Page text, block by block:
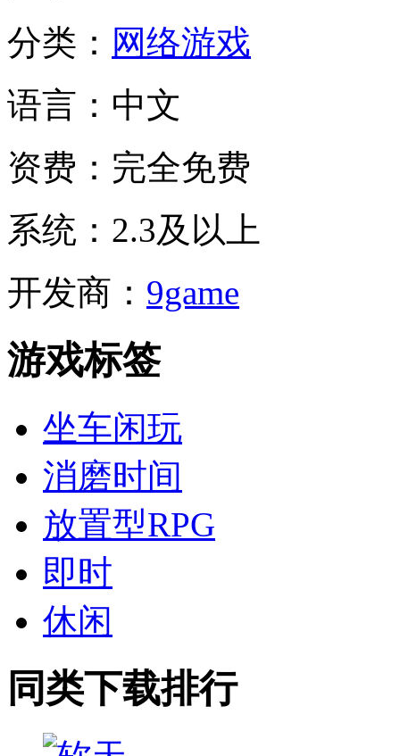
分类： 网络游戏
语言： 中文
资费： 完全免费
系统： 2.3及以上
开发商： 9game
游戏标签
坐车闲玩
消磨时间
放置型RPG
即时
休闲
同类下载排行